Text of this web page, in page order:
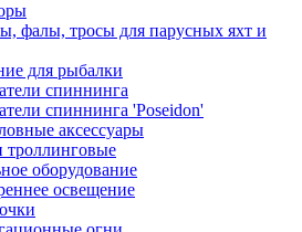
фалы, тросы для парусных яхт и
для рыбалки
спиннинга
спиннинга 'Poseidon'
аксессуары
троллинговые
оборудование
освещение